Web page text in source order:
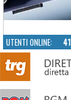
UTENTI ONLINE: